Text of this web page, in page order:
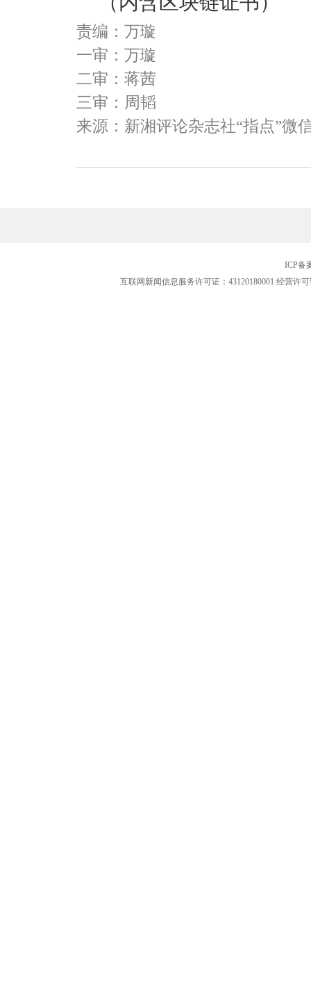
责编：万璇
一审：万璇
二审：蒋茜
三审：周韬
来源：新湘评论杂志社“指点”微
ICP备
互联网新闻信息服务许可证：43120180001 经营许可